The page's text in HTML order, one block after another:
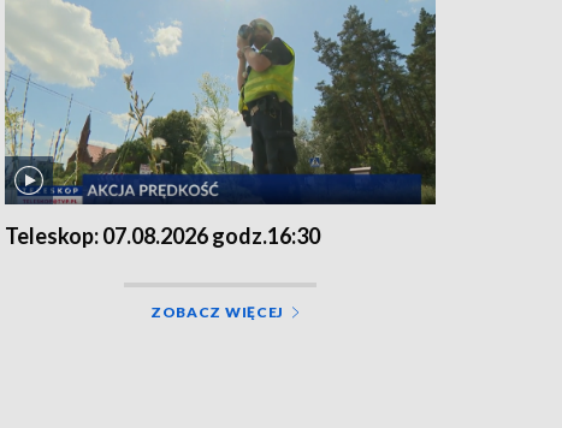
Teleskop: 07.08.2026 godz.16:30
ZOBACZ WIĘCEJ